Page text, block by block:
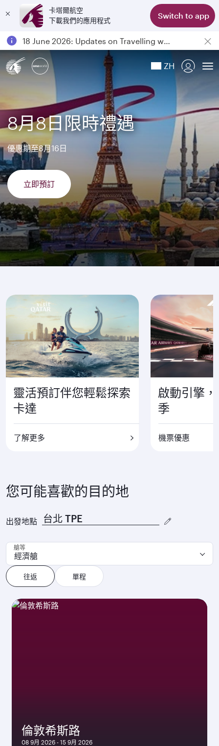
卡塔爾航空
下載我們的應用程式
Switch to app
Passengers flying between Doha and Auckland on QR914 and QR915
18 June 2026: Updates on Travelling with Power Banks
Qatar Airways Expands Global Network to over 160 Destinations
ZH
8月8日限時禮遇
優惠期至8月16日
立即預訂
飛往世界各地，體驗更多精彩
靈活預訂伴您輕鬆探索
卡達
了解更多
啟動引擎
季
機票優惠
您可能喜歡的目的地
出發地點
往返 單程
艙等
經濟艙
倫敦希斯路
08 9月 2026 - 15 9月 2026